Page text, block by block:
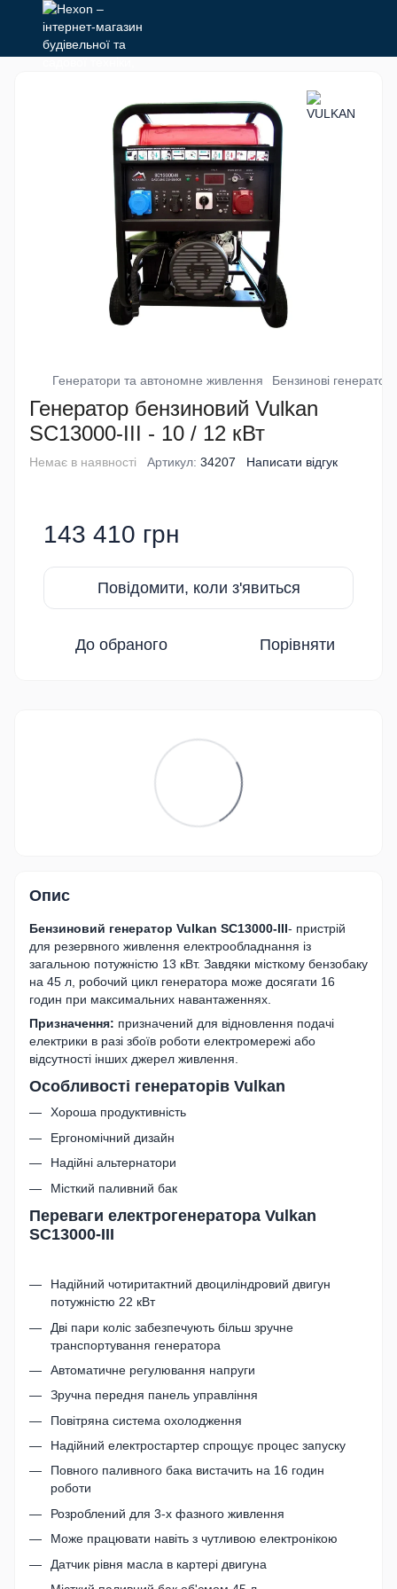
Генератори та автономне живлення Бензинові
Генератор бензиновий Vulkan
SC13000-III - 10 / 12 кВт
Немає в наявності Артикул: 34207 Написати відгук
143 410 грн
Повідомити, коли з'явиться
До обраного Порівняти
Опис
Бензиновий генератор Vulkan SC13000-III- пристрій
для резервного живлення електрообладнання із
загальною потужністю 13 кВт. Завдяки місткому бензобаку
на 45 л, робочий цикл генератора може досягати 16
годин при максимальних навантаженнях.
Призначення: призначений для відновлення подачі
електрики в разі збоїв роботи електромережі або
відсутності інших джерел живлення.
Особливості генераторів Vulkan
Хороша продуктивність
Ергономічний дизайн
Надійні альтернатори
Місткий паливний бак
Переваги електрогенератора Vulkan
SC13000-III
Надійний чотиритактний двоциліндровий двигун
потужністю 22 кВт
Дві пари коліс забезпечують більш зручне
транспортування генератора
Автоматичне регулювання напруги
Зручна передня панель управління
Повітряна система охолодження
Надійний електростартер спрощує процес запуску
Повного паливного бака вистачить на 16 годин
роботи
Розроблений для 3-х фазного живлення
Може працювати навіть з чутливою електронікою
Датчик рівня масла в картері двигуна